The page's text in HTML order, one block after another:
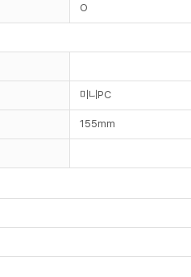
O
미니PC
155mm